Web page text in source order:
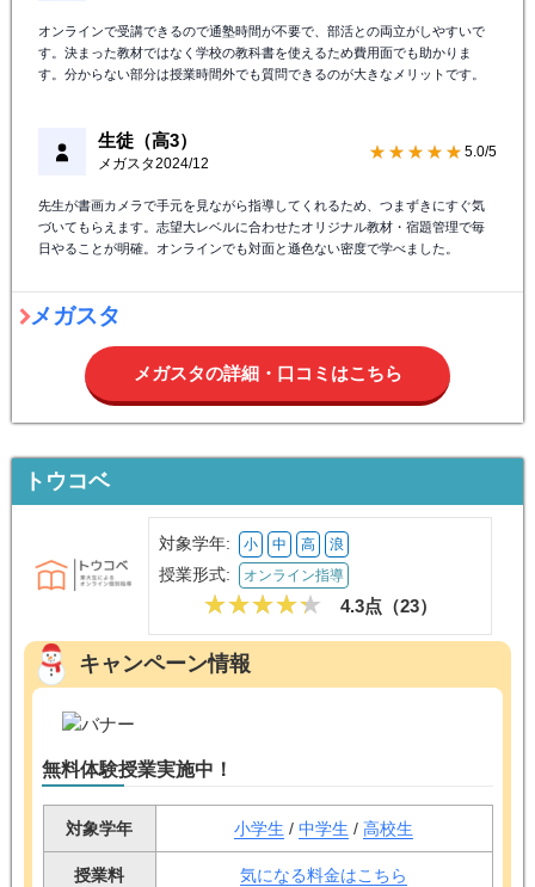
オンラインで受講できるので通塾時間が不要で、部活との両立がしやすいで
す。決まった教材ではなく学校の教科書を使えるため費用面でも助かりま
す。分からない部分は授業時間外でも質問できるのが大きなメリットです。
生徒（高3）
メガスタ2024/12
★★★★★ 5.0/5
先生が書画カメラで手元を見ながら指導してくれるため、つまずきにすぐ気
づいてもらえます。志望大レベルに合わせたオリジナル教材・宿題管理で毎
日やることが明確。オンラインでも対面と遜色ない密度で学べました。
メガスタ
メガスタの詳細・口コミはこちら
トウコベ
対象学年: 小 中 高 浪
授業形式: オンライン指導
4.3点（23）
キャンペーン情報
無料体験授業実施中！
対象学年 小学生 / 中学生 / 高校生
授業料 気になる料金はこちら